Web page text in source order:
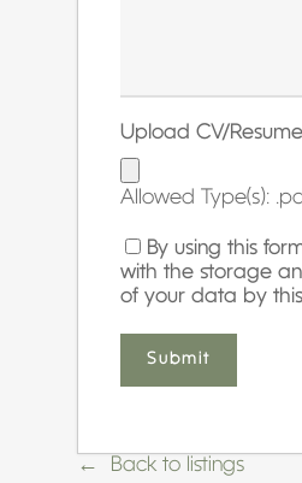
Upload CV/Resume
Allowed Type(s):
By using this
with the storage
of your data by
Back to listings